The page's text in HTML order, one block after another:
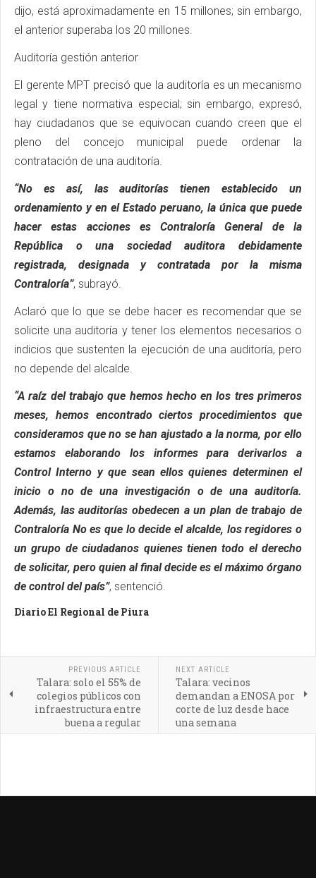
dijo, está aproximadamente en 15 millones; sin embargo,
el anterior superaba los 20 millones.
Auditoría gestión anterior
El gerente MPT precisó que la auditoría es un mecanismo
legal y tiene normativa especial; sin embargo, expresó,
hay ciudadanos que se equivocan cuando creen que el
pleno del concejo municipal puede ordenar la
contratación de una auditoría.
“No es así, las auditorías tienen establecido un
ordenamiento y en el Estado peruano, la única que puede
hacer estas acciones es Contraloría General de la
República o una sociedad auditora debidamente
registrada, designada y contratada por la misma
Contraloría”, subrayó.
Aclaró que lo que se debe hacer es recomendar que se
solicite una auditoría y tener los elementos necesarios o
indicios que sustenten la ejecución de una auditoría, pero
no depende del alcalde.
“A raíz del trabajo que hemos hecho en los tres primeros
meses, hemos encontrado ciertos procedimientos que
consideramos que no se han ajustado a la norma, por ello
estamos elaborando los informes para derivarlos a
Control Interno y que sean ellos quienes determinen el
inicio o no de una investigación o de una auditoría.
Además, las auditorías obedecen a un plan de trabajo de
Contraloría No es que lo decide el alcalde, los regidores o
un grupo de ciudadanos quienes tienen todo el derecho
de solicitar, pero quien al final decide es el máximo órgano
de control del país”, sentenció.
Diario El Regional de Piura
PREVIOUS ARTICLE
Talara: solo el 55% de
colegios públicos con
infraestructura entre
buena a regular
NEXT ARTICLE
Talara: vecinos
demandan a ENOSA por
corte de luz desde hace
una semana